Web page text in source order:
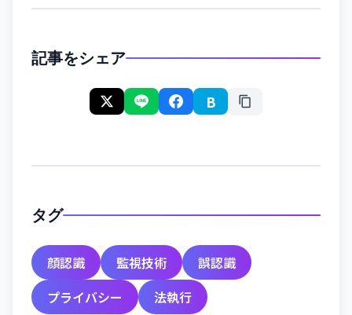
記事をシェア
B
タグ
顔認識 監視技術
誤認識
プライバシー
法執行